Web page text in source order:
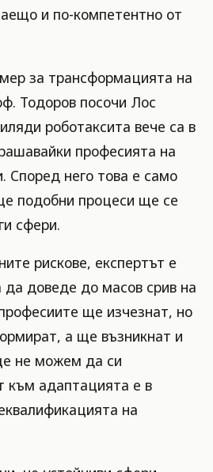
и по-компетентно от
за трансформацията на
Тодоров посочи Лос
роботаксита вече са в
професията на
Според него това е само
подобни процеси ще се
сфери.
рискове, експертът е
доведе до масов срив на
ще изчезнат, но
а ще възникнат и
не можем да си
към адаптацията е в
на